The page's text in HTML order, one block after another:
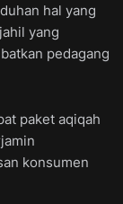
hal yang
yang
pedagang
paket aqiqah
konsumen